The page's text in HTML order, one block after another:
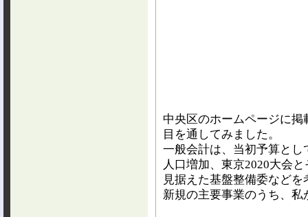
中央区のホームページに
目を通してみました。
一般会計は、当初予算とし
人口増加、東京2020大会
見据えた基盤整備委など
新規の主要事業のうち、